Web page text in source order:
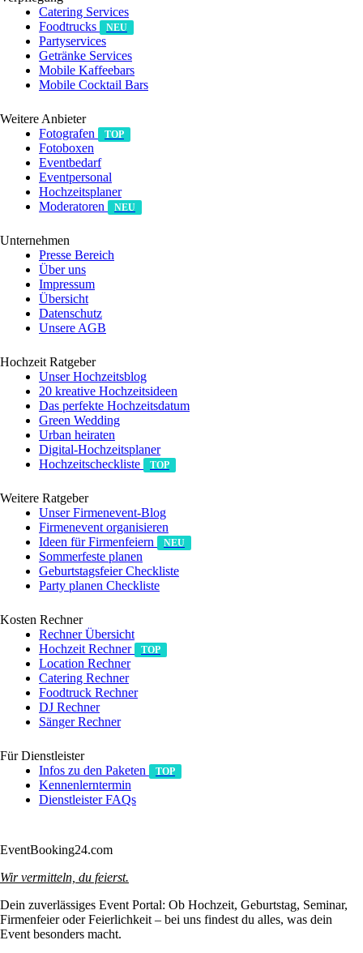
Catering Services
Foodtrucks
NEU
Partyservices
Getränke Services
Mobile Kaffeebars
Mobile Cocktail Bars
Weitere Anbieter
Fotografen
TOP
Fotoboxen
Eventbedarf
Eventpersonal
Hochzeitsplaner
Moderatoren
NEU
Unternehmen
Presse Bereich
Über uns
Impressum
Übersicht
Datenschutz
Unsere AGB
Hochzeit Ratgeber
Unser Hochzeitsblog
20 kreative Hochzeitsideen
Das perfekte Hochzeitsdatum
Green Wedding
Urban heiraten
Digital-Hochzeitsplaner
Hochzeits­checkliste
TOP
Weitere Ratgeber
Unser Firmenevent-Blog
Firmenevent organisieren
Ideen für Firmenfeiern
NEU
Sommerfeste planen
Geburtstagsfeier Checkliste
Party planen Checkliste
Kosten Rechner
Rechner Übersicht
Hochzeit Rechner
TOP
Location Rechner
Catering Rechner
Foodtruck Rechner
DJ Rechner
Sänger Rechner
Für Dienstleister
Infos zu den Paketen
TOP
Kennenlerntermin
Dienstleister FAQs
EventBooking24.com
Wir vermitteln, du feierst.
Dein zuverlässiges Event Portal: Ob Hochzeit, Geburtstag, Seminar,
Firmenfeier oder Feierlichkeit – bei uns findest du alles, was dein
Event besonders macht.